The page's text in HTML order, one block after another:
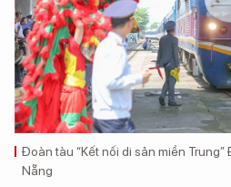
Đoàn tàu “Kết nối di sản miền
Nẵng